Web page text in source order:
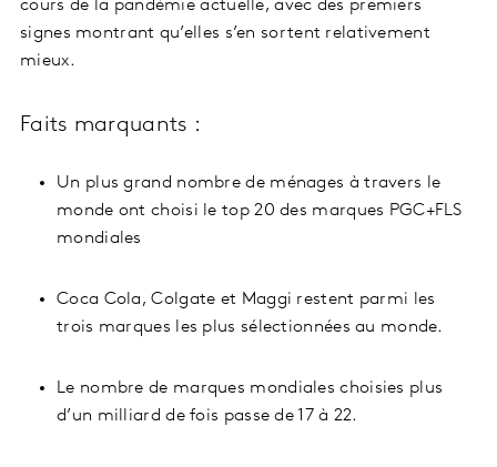
cours de la pandémie actuelle, avec des premiers
signes montrant qu’elles s’en sortent relativement
mieux.
Faits marquants :
Un plus grand nombre de ménages à travers le
monde ont choisi le top 20 des marques PGC+FLS
mondiales
Coca Cola, Colgate et Maggi restent parmi les
trois marques les plus sélectionnées au monde.
Le nombre de marques mondiales choisies plus
d’un milliard de fois passe de 17 à 22.